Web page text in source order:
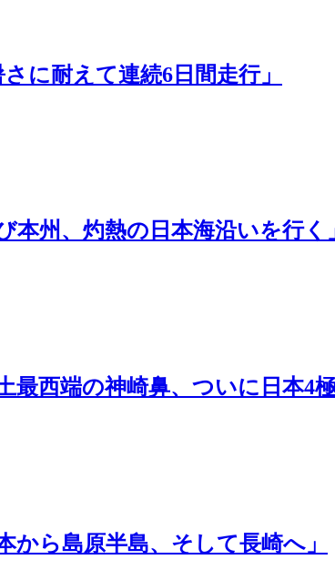
に耐えて連続6日間走行」
本州、灼熱の日本海沿いを行く
西端の神崎鼻、ついに日本4極
から島原半島、そして長崎へ」